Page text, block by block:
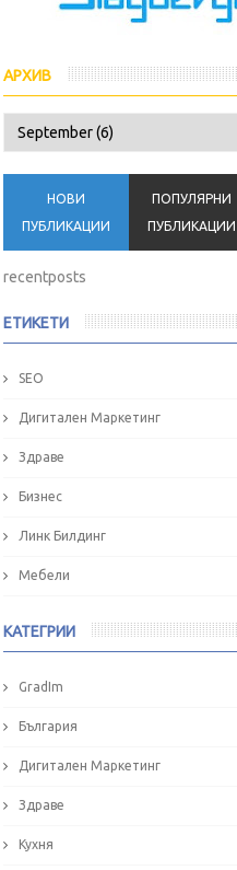
АРХИВ
НОВИ
ПУБЛИКАЦИИ
ПОПУЛЯРНИ
ПУБЛИКАЦИИ
recentposts
ЕТИКЕТИ
SEO
Дигитален Маркетинг
Здраве
Бизнес
Линк Билдинг
Мебели
КАТЕГРИИ
GradIm
България
Дигитален Маркетинг
Здраве
Кухня